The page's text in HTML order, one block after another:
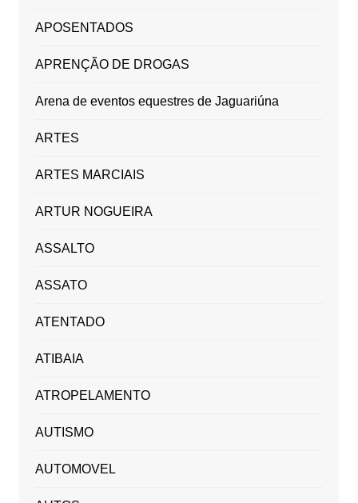
APOSENTADOS
APRENÇÃO DE DROGAS
Arena de eventos equestres de Jaguariúna
ARTES
ARTES MARCIAIS
ARTUR NOGUEIRA
ASSALTO
ASSATO
ATENTADO
ATIBAIA
ATROPELAMENTO
AUTISMO
AUTOMOVEL